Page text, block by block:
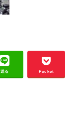
送る Pocket